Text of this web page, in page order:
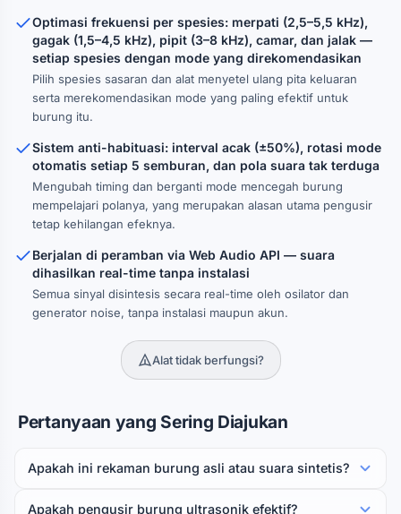
Optimasi frekuensi per spesies: merpati (2,5–5,5 kHz),
gagak (1,5–4,5 kHz), pipit (3–8 kHz), camar, dan jalak —
setiap spesies dengan mode yang direkomendasikan
Pilih spesies sasaran dan alat menyetel ulang pita keluaran
serta merekomendasikan mode yang paling efektif untuk
burung itu.
Sistem anti-habituasi: interval acak (±50%), rotasi mode
otomatis setiap 5 semburan, dan pola suara tak terduga
Mengubah timing dan berganti mode mencegah burung
mempelajari polanya, yang merupakan alasan utama pengusir
tetap kehilangan efeknya.
Berjalan di peramban via Web Audio API — suara
dihasilkan real-time tanpa instalasi
Semua sinyal disintesis secara real-time oleh osilator dan
generator noise, tanpa instalasi maupun akun.
Alat tidak berfungsi?
Pertanyaan yang Sering Diajukan
Apakah ini rekaman burung asli atau suara sintetis?
Apakah pengusir burung ultrasonik efektif?